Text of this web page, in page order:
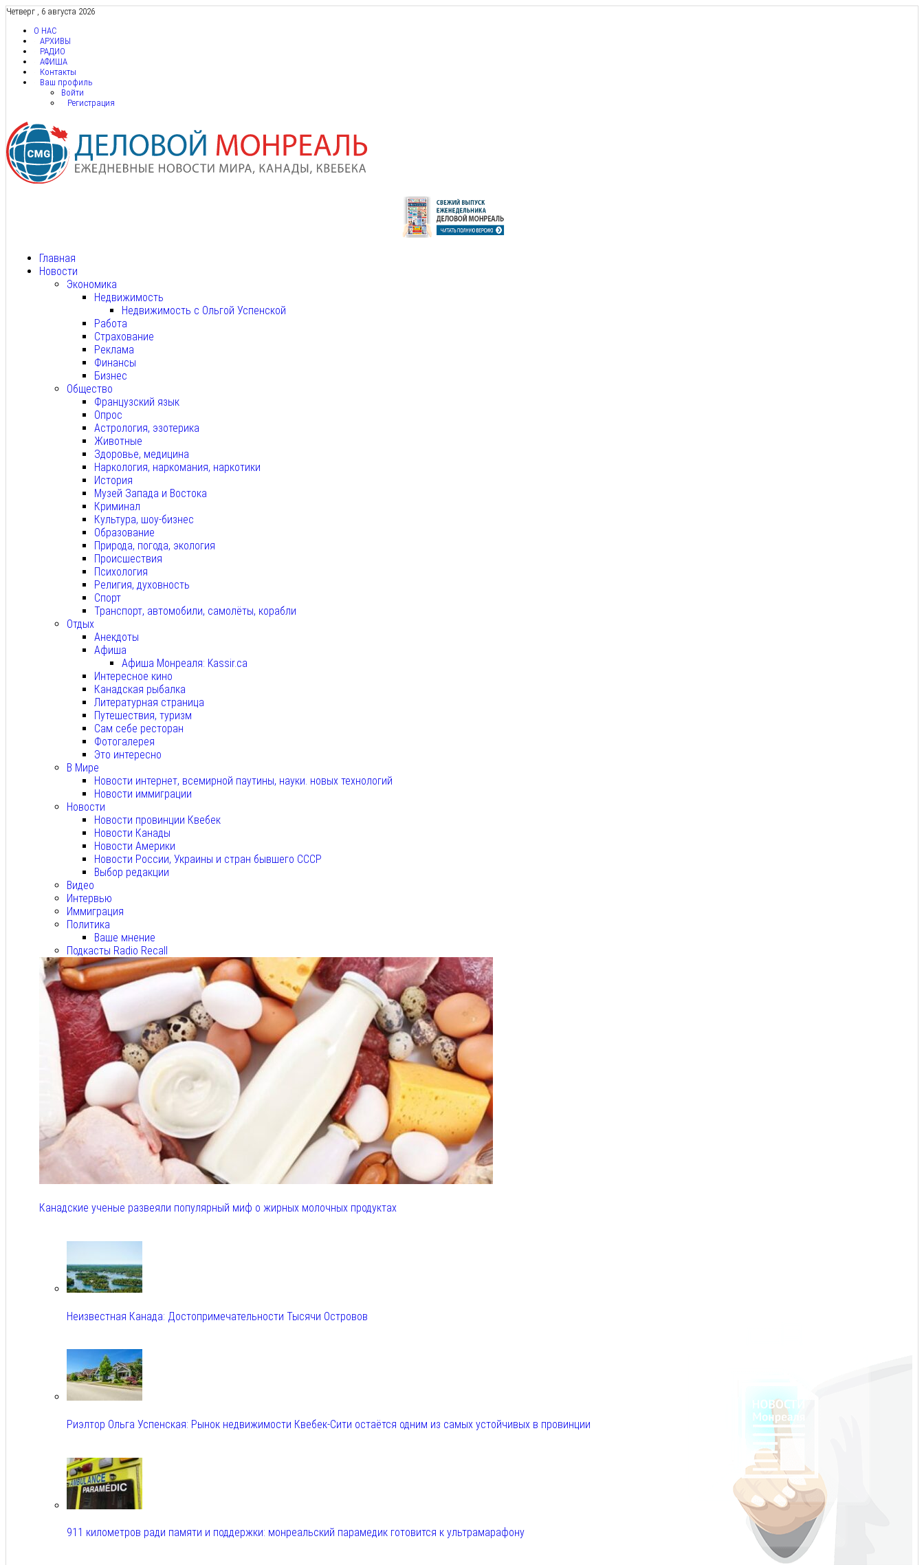
Четверг , 6 августа 2026
О НАС
АРХИВЫ
РАДИО
АФИША
Контакты
Ваш профиль
Войти
Регистрация
Главная
Новости
Экономика
Недвижимость
Недвижимость с Ольгой Успенской
Работа
Страхование
Реклама
Финансы
Бизнес
Общество
Французский язык
Опрос
Астрология, эзотерика
Животные
Здоровье, медицина
Наркология, наркомания, наркотики
История
Музей Запада и Востока
Криминал
Культура, шоу-бизнес
Образование
Природа, погода, экология
Происшествия
Психология
Религия, духовность
Спорт
Транспорт, автомобили, самолёты, корабли
Отдых
Анекдоты
Афиша
Афиша Монреаля: Kassir.ca
Интересное кино
Канадская рыбалка
Литературная страница
Путешествия, туризм
Сам себе ресторан
Фотогалерея
Это интересно
В Мире
Новости интернет, всемирной паутины, науки. новых технологий
Новости иммиграции
Новости
Новости провинции Квебек
Новости Канады
Новости Америки
Новости России, Украины и стран бывшего СССР
Выбор редакции
Видео
Интервью
Иммиграция
Политика
Ваше мнение
Подкасты Radio Recall
Канадские ученые развеяли популярный миф о жирных молочных продуктах
Неизвестная Канада: Достопримечательности Тысячи Островов
Риэлтор Ольга Успенская: Рынок недвижимости Квебек-Сити остаётся одним из самых устойчивых в провинции
911 километров ради памяти и поддержки: монреальский парамедик готовится к ультрамарафону